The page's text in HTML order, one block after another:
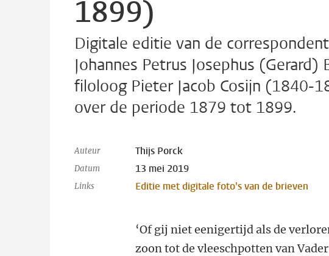
1899)
Digitale editie van de
Johannes Petrus Josephus
filoloog Pieter Jacob Cosijn (1840-
over de periode 1879 tot 1899.
Auteur Thijs Porck
Datum 13 mei 2019
Links Editie met digitale foto's van de brieven
‘Of gij niet eenigertijd als de
zoon tot de vleeschpotten van Vader